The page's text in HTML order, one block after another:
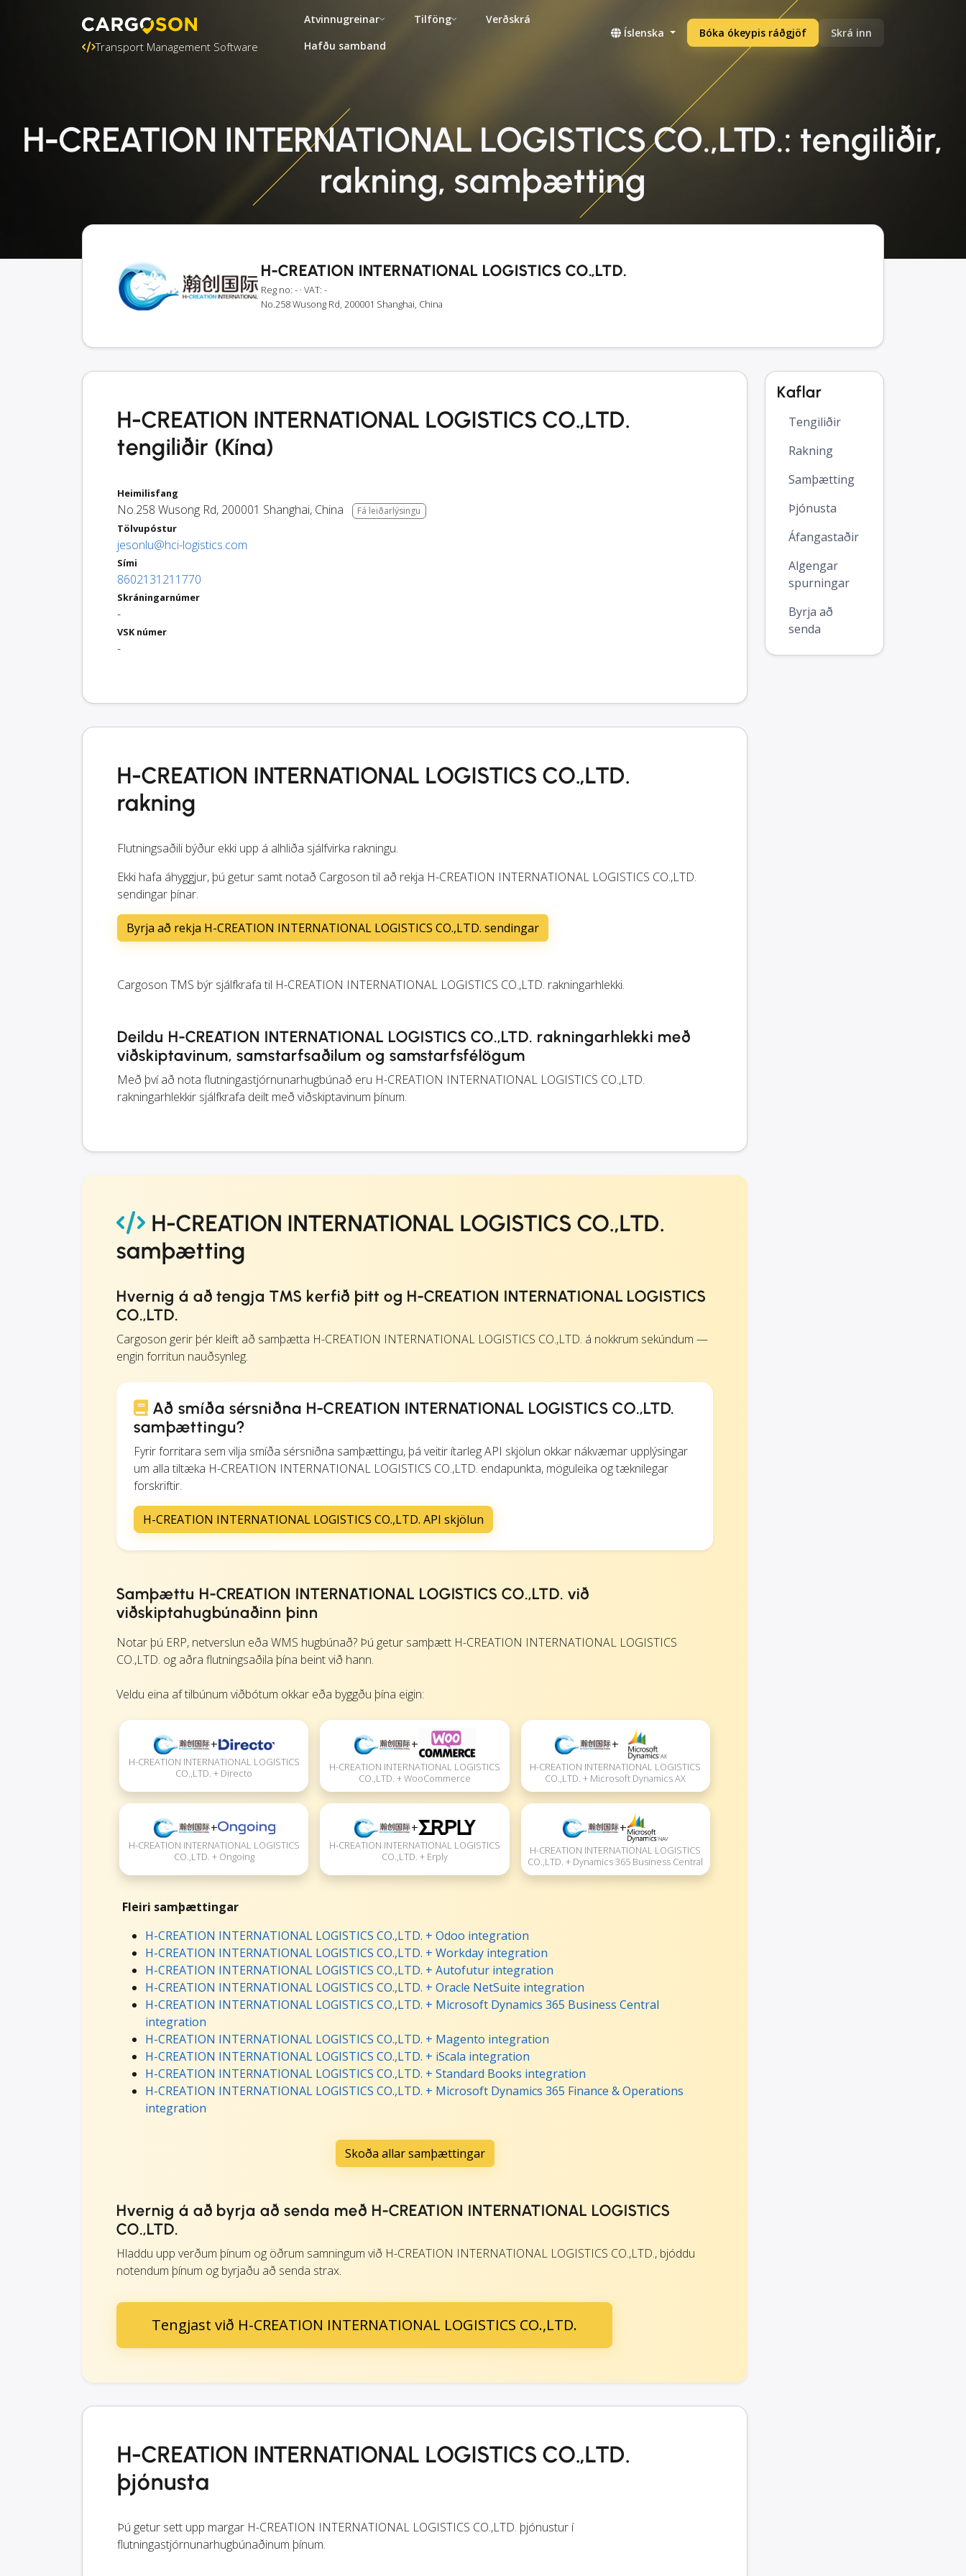
Transport Management Software
Atvinnugreinar Tilföng
Verðskrá
Hafðu samband
Íslenska Bóka ókeypis ráðgjöf Skrá inn
H-CREATION INTERNATIONAL LOGISTICS CO.,LTD.: tengiliðir,
rakning, samþætting
H-CREATION INTERNATIONAL LOGISTICS CO.,LTD.
Reg no: - · VAT: -
No.258 Wusong Rd, 200001 Shanghai, China
H-CREATION INTERNATIONAL LOGISTICS CO.,LTD.
tengiliðir (Kína)
Heimilisfang
No.258 Wusong Rd, 200001 Shanghai, China Fá leiðarlýsingu
Tölvupóstur
jesonlu@hci-logistics.com
Sími
8602131211770
Skráningarnúmer
-
VSK númer
-
H-CREATION INTERNATIONAL LOGISTICS CO.,LTD.
rakning
Flutningsaðili býður ekki upp á alhliða sjálfvirka rakningu.
Ekki hafa áhyggjur, þú getur samt notað Cargoson til að rekja H-CREATION INTERNATIONAL LOGISTICS CO.,LTD.
sendingar þínar.
Byrja að rekja H-CREATION INTERNATIONAL LOGISTICS CO.,LTD. sendingar
Cargoson TMS býr sjálfkrafa til H-CREATION INTERNATIONAL LOGISTICS CO.,LTD. rakningarhlekki.
Deildu H-CREATION INTERNATIONAL LOGISTICS CO.,LTD. rakningarhlekki með
viðskiptavinum, samstarfsaðilum og samstarfsfélögum
Með því að nota flutningastjórnunarhugbúnað eru H-CREATION INTERNATIONAL LOGISTICS CO.,LTD.
rakningarhlekkir sjálfkrafa deilt með viðskiptavinum þínum.
H-CREATION INTERNATIONAL LOGISTICS CO.,LTD.
samþætting
Hvernig á að tengja TMS kerfið þitt og H-CREATION INTERNATIONAL LOGISTICS
CO.,LTD.
Cargoson gerir þér kleift að samþætta H-CREATION INTERNATIONAL LOGISTICS CO.,LTD. á nokkrum sekúndum —
engin forritun nauðsynleg.
Að smíða sérsniðna H-CREATION INTERNATIONAL LOGISTICS CO.,LTD.
samþættingu?
Fyrir forritara sem vilja smíða sérsniðna samþættingu, þá veitir ítarleg API skjölun okkar nákvæmar upplýsingar
um alla tiltæka H-CREATION INTERNATIONAL LOGISTICS CO.,LTD. endapunkta, möguleika og tæknilegar
forskriftir.
H-CREATION INTERNATIONAL LOGISTICS CO.,LTD. API skjölun
Samþættu H-CREATION INTERNATIONAL LOGISTICS CO.,LTD. við
viðskiptahugbúnaðinn þinn
Notar þú ERP, netverslun eða WMS hugbúnað? Þú getur samþætt H-CREATION INTERNATIONAL LOGISTICS
CO.,LTD. og aðra flutningsaðila þína beint við hann.
Veldu eina af tilbúnum viðbótum okkar eða byggðu þína eigin:
+
H-CREATION INTERNATIONAL LOGISTICS
CO.,LTD. + Directo
+
H-CREATION INTERNATIONAL LOGISTICS
CO.,LTD. + WooCommerce
+
H-CREATION INTERNATIONAL LOGISTICS
CO.,LTD. + Microsoft Dynamics AX
+
H-CREATION INTERNATIONAL LOGISTICS
CO.,LTD. + Ongoing
+
H-CREATION INTERNATIONAL LOGISTICS
CO.,LTD. + Erply
+
H-CREATION INTERNATIONAL LOGISTICS
CO.,LTD. + Dynamics 365 Business Central
Fleiri samþættingar
H-CREATION INTERNATIONAL LOGISTICS CO.,LTD. + Odoo integration
H-CREATION INTERNATIONAL LOGISTICS CO.,LTD. + Workday integration
H-CREATION INTERNATIONAL LOGISTICS CO.,LTD. + Autofutur integration
H-CREATION INTERNATIONAL LOGISTICS CO.,LTD. + Oracle NetSuite integration
H-CREATION INTERNATIONAL LOGISTICS CO.,LTD. + Microsoft Dynamics 365 Business Central
integration
H-CREATION INTERNATIONAL LOGISTICS CO.,LTD. + Magento integration
H-CREATION INTERNATIONAL LOGISTICS CO.,LTD. + iScala integration
H-CREATION INTERNATIONAL LOGISTICS CO.,LTD. + Standard Books integration
H-CREATION INTERNATIONAL LOGISTICS CO.,LTD. + Microsoft Dynamics 365 Finance & Operations
integration
Skoða allar samþættingar
Hvernig á að byrja að senda með H-CREATION INTERNATIONAL LOGISTICS
CO.,LTD.
Hladdu upp verðum þínum og öðrum samningum við H-CREATION INTERNATIONAL LOGISTICS CO.,LTD., bjóddu
notendum þínum og byrjaðu að senda strax.
Tengjast við H-CREATION INTERNATIONAL LOGISTICS CO.,LTD.
H-CREATION INTERNATIONAL LOGISTICS CO.,LTD.
þjónusta
Þú getur sett upp margar H-CREATION INTERNATIONAL LOGISTICS CO.,LTD. þjónustur í
flutningastjórnunarhugbúnaðinum þínum.
Kaflar
Tengiliðir
Rakning
Samþætting
Þjónusta
Áfangastaðir
Algengar
spurningar
Byrja að
senda